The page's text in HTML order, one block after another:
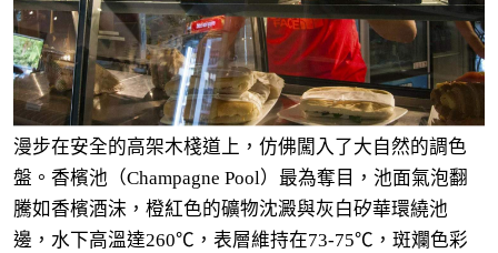
漫步在安全的高架木棧道上，仿佛闖入了大自然的調色
盤。香檳池（Champagne Pool）最為奪目，池面氣泡翻
騰如香檳酒沫，橙紅色的礦物沈澱與灰白矽華環繞池
邊，水下高溫達260℃，表層維持在73-75℃，斑斕色彩